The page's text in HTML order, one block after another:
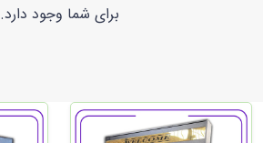
برای شما وجود دارد.